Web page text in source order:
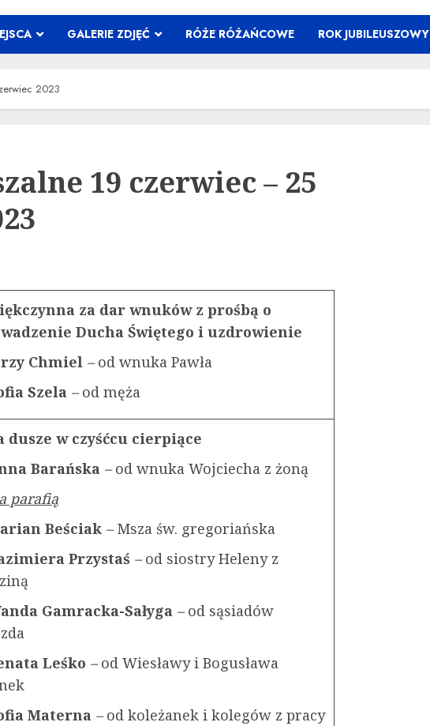
GALERIE ZDJĘĆ RÓŻE RÓŻAŃCOWE ROK JUBILEUSZOWY
2023
19 czerwiec – 25
za dar wnuków z prośbą o
Ducha Świętego i uzdrowienie
Chmiel –od wnuka Pawła
Szela –od męża
dusze w czyśćcu cierpiące
Barańska –od wnuka Wojciecha z żoną
parafią
Beściak –Msza św. gregoriańska
Przystaś –od siostry Heleny z
Gamracka-Sałyga –od sąsiadów
Leśko –od Wiesławy i Bogusława
Materna –od koleżanek i kolegów z pracy